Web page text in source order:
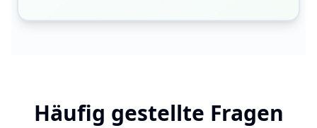
Häufig gestellte Fragen